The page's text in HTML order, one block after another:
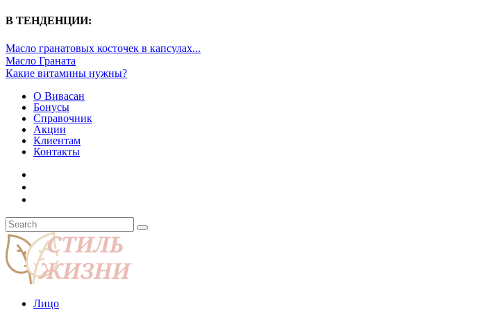
В ТЕНДЕНЦИИ:
Масло гранатовых косточек в капсулах...
Масло Граната
Какие витамины нужны?
О Вивасан
Бонусы
Справочник
Акции
Клиентам
Контакты
Лицо